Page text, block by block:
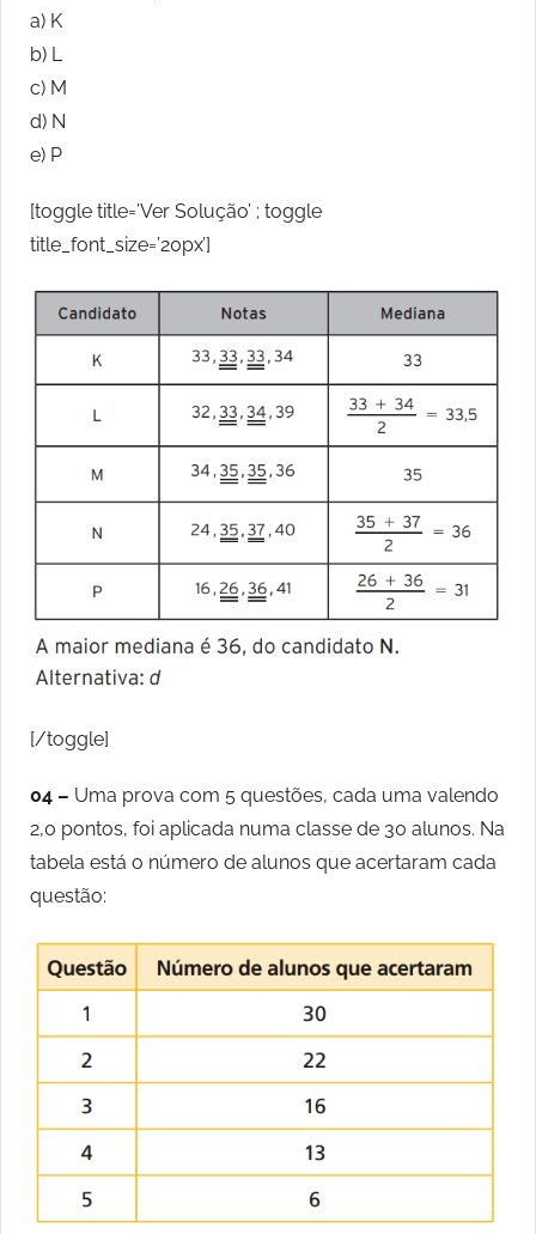
a) K
b) L
c) M
d) N
e) P
[toggle title=’Ver Solução’ ; toggle
title_font_size=’20px’]
[/toggle]
04 – Uma prova com 5 questões, cada uma valendo
2,0 pontos, foi aplicada numa classe de 30 alunos. Na
tabela está o número de alunos que acertaram cada
questão: